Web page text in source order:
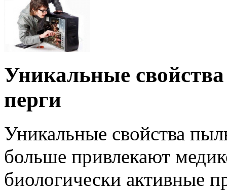
Уникальные
перги
Уникальные свойства
больше привлекают
биологически активные